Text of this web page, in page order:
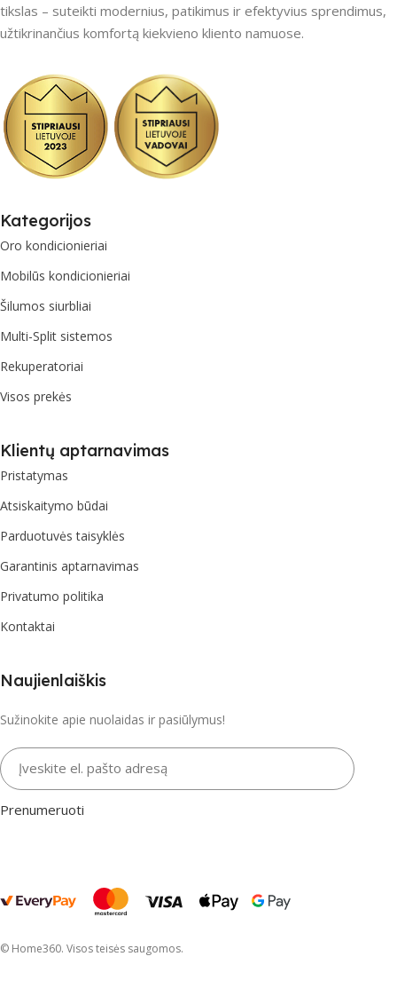
tikslas – suteikti modernius, patikimus ir efektyvius sprendimus,
užtikrinančius komfortą kiekvieno kliento namuose.
Kategorijos
Oro kondicionieriai
Mobilūs kondicionieriai
Šilumos siurbliai
Multi-Split sistemos
Rekuperatoriai
Visos prekės
Klientų aptarnavimas
Pristatymas
Atsiskaitymo būdai
Parduotuvės taisyklės
Garantinis aptarnavimas
Privatumo politika
Kontaktai
Naujienlaiškis
Sužinokite apie nuolaidas ir pasiūlymus!
Įveskite el. pašto adresą
Prenumeruoti
© Home360. Visos teisės saugomos.